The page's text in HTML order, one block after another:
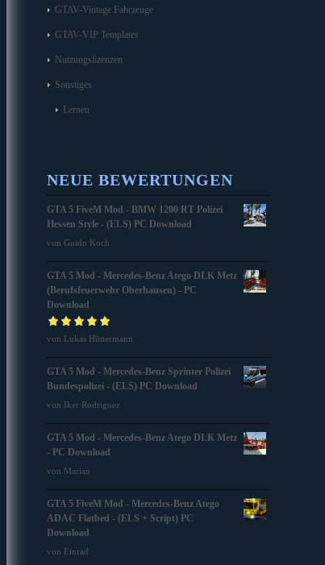
GTAV-Vintage Fahrzeuge
GTAV-VIP Templates
Nutzungslizenzen
Sonstiges
Lernen
NEUE BEWERTUNGEN
GTA 5 FiveM Mod - BMW 1200 RT Polizei
Hessen Style - (ELS) PC Download
von Guido Koch
GTA 5 Mod - Mercedes-Benz Atego DLK Metz
(Berufsfeuerwehr Oberhausen) - PC
Download
Bewertet mit5
von Lukas Hüttermann
GTA 5 Mod - Mercedes-Benz Sprinter Polizei
Bundespolizei - (ELS) PC Download
von Iker Rodriguez
GTA 5 Mod - Mercedes-Benz Atego DLK Metz
- PC Download
von Marian
GTA 5 FiveM Mod - Mercedes-Benz Atego
ADAC Flatbed - (ELS + Script) PC
Download
von Einrad